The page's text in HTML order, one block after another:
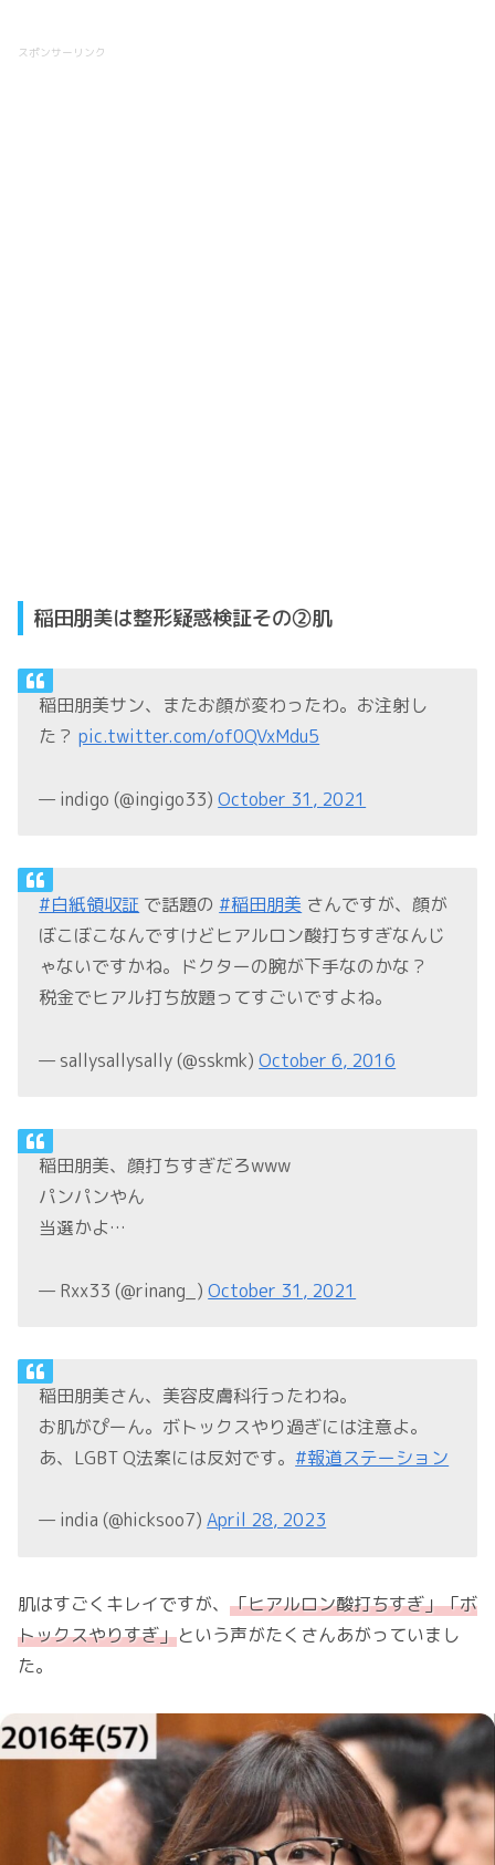
スポンサーリンク
稲田朋美は整形疑惑検証その②肌
稲田朋美サン、またお顔が変わったわ。お注射し
た？pic.twitter.com/of0QVxMdu5
— indigo (@ingigo33)October 31, 2021
#白紙領収証 で話題の #稲田朋美 さんですが、顔が
ぼこぼこなんですけどヒアルロン酸打ちすぎなんじ
ゃないですかね。ドクターの腕が下手なのかな？
税金でヒアル打ち放題ってすごいですよね。
— sallysallysally (@sskmk)October 6, 2016
稲田朋美、顔打ちすぎだろwww
パンパンやん
当選かよ…
— Rxx33 (@rinang_)October 31, 2021
稲田朋美さん、美容皮膚科行ったわね。
お肌がぴーん。ボトックスやり過ぎには注意よ。
あ、LGBT Q法案には反対です。 #報道ステーション
— india (@hicksoo7)April 28, 2023
肌はすごくキレイですが、 「ヒアルロン酸打ちすぎ」「ボ
トックスやりすぎ」という声がたくさんあがっていまし
た。